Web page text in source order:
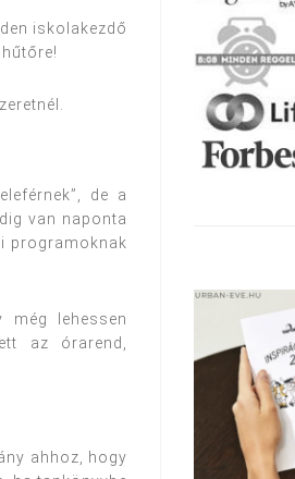
iskolakezdő
de a
van naponta
programoknak
lehessen
az órarend,
ahhoz, hogy